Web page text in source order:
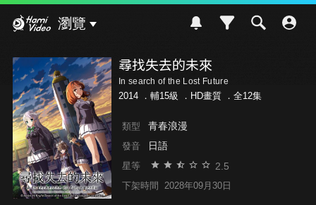
瀏覽
尋找失去的未來
In search of the Lost Future
2014 ． 輔15級 ．HD畫質 ．全12集
類型 青春浪漫
發音 日語
星等 2.5
下架時間 2028年09月30日